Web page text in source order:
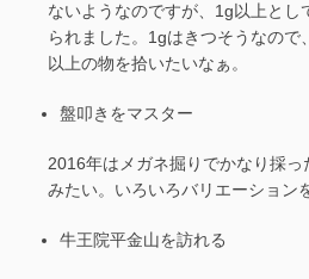
ないようなのですが、1g以上とし
られました。1gはきつそうなの
以上の物を拾いたいなぁ。
盤叩きをマスター
2016年はメガネ掘りでかなり採
みたい。いろいろバリエーション
牛王院平金山を訪れる